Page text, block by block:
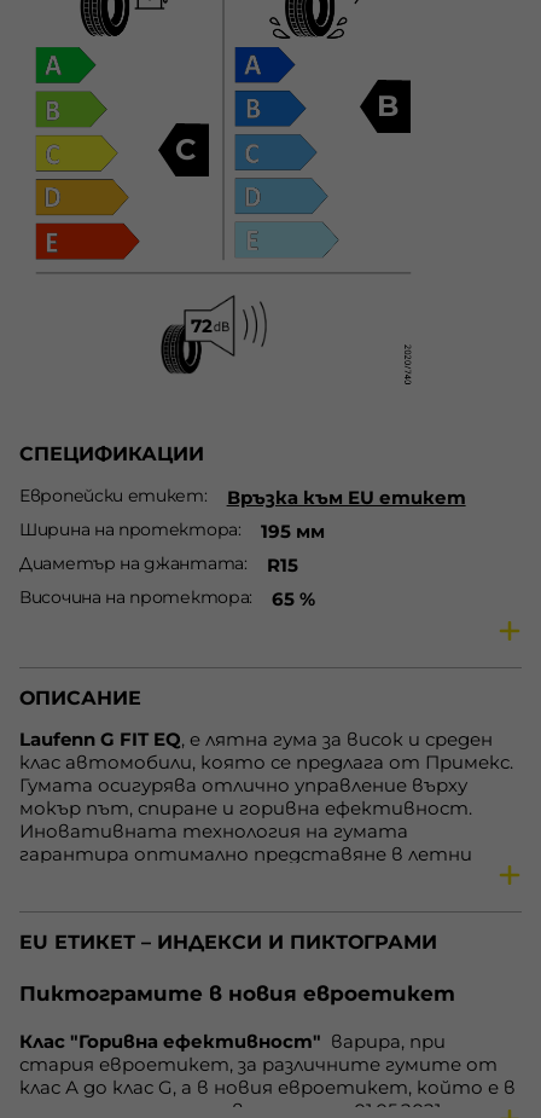
C
B
СПЕЦИФИКАЦИИ
Европейски етикет Връзка към EU етикет
Ширина на протектора 195 мм
Диаметър на джантата R15
Височина на протектора 65 %
Предназначение Гуми за леки автомобили
Скоростен индекс
Товарен индекс 95
XL да
Горивна ефективност C
Външен шум 72 dB
Сцепление на мокро
ОПИСАНИЕ
Laufenn G FIT EQ, e лятна гума за висок и среден
клас автомобили, която се предлага от Примекс.
Гумата осигурява отлично управление върху
мокър път, спиране и горивна ефективност.
Иновативната технология на гумата
гарантира оптимално представяне в летни
Laufenn G FIT EQ осигурява на водачите
управление.
EU ЕТИКЕТ – ИНДЕКСИ И ПИКТОГРАМИ
Пиктограмите в новия евроетикет
Клас "Горивна ефективност" варира, при
стария евроетикет, за различните гумите от
клас А до клас G, а в новия евроетикет, който е в
сила за гумите, произведени след 01.05.2021 година,